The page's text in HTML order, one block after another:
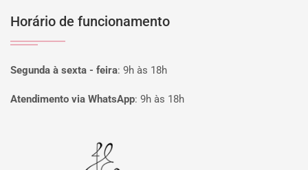
Horário de funcionamento
Segunda à sexta - feira: 9h às 18h
Atendimento via WhatsApp: 9h às 18h